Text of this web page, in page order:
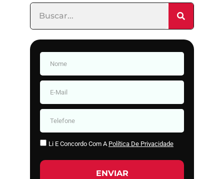
Li E Concordo Com A Política De Privacidade
ENVIAR